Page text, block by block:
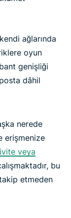
ağlarında
oyun
genişliği
dâhil
nerede
erişmenize
veya
bu
etmeden